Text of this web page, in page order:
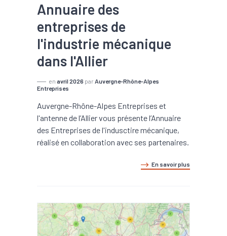
Annuaire des
entreprises de
l'industrie mécanique
dans l'Allier
en avril 2026 par Auvergne-Rhône-Alpes
Entreprises
Auvergne-Rhône-Alpes Entreprises et
l'antenne de l’Allier vous présente l’Annuaire
des Entreprises de l'indusctire mécanique,
réalisé en collaboration avec ses partenaires.
En savoir plus